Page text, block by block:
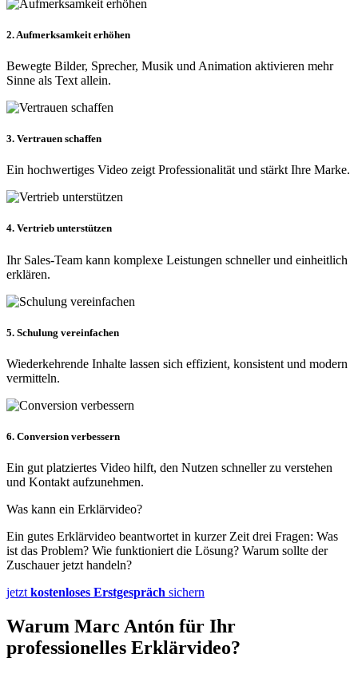
2. Aufmerksamkeit erhöhen
Bewegte Bilder, Sprecher, Musik und Animation aktivieren mehr
Sinne als Text allein.
3. Vertrauen schaffen
Ein hochwertiges Video zeigt Professionalität und stärkt Ihre Marke.
4. Vertrieb unterstützen
Ihr Sales-Team kann komplexe Leistungen schneller und einheitlich
erklären.
5. Schulung vereinfachen
Wiederkehrende Inhalte lassen sich effizient, konsistent und modern
vermitteln.
6. Conversion verbessern
Ein gut platziertes Video hilft, den Nutzen schneller zu verstehen
und Kontakt aufzunehmen.
Was kann ein Erklärvideo?
Ein gutes Erklärvideo beantwortet in kurzer Zeit drei Fragen: Was
ist das Problem? Wie funktioniert die Lösung? Warum sollte der
Zuschauer jetzt handeln?
jetzt kostenloses Erstgespräch sichern
Warum Marc Antón für Ihr
professionelles Erklärvideo?